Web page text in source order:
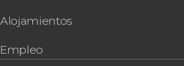
Alojamientos
Empleo